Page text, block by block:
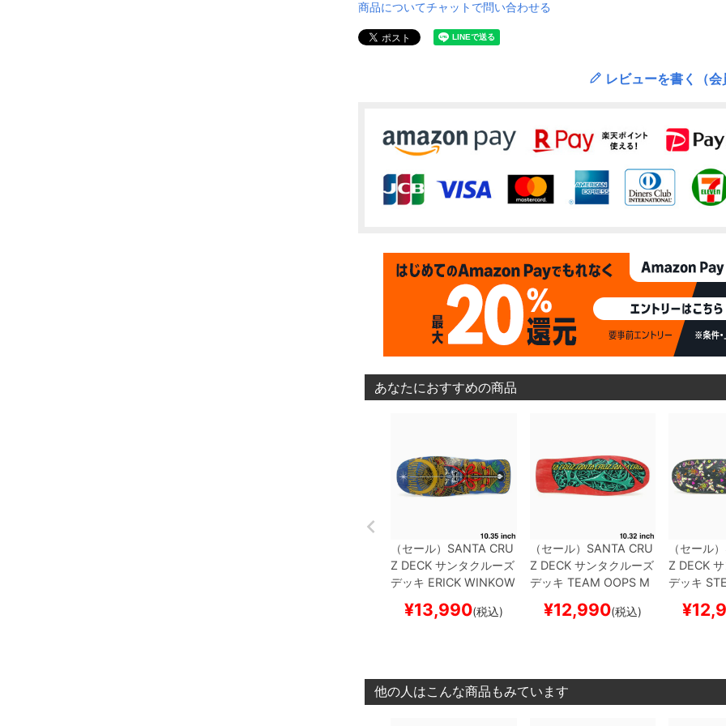
商品についてチャットで問い合わせる
レビューを書く（
あなたにおすすめの商品
（セール） SANTA CRU
Z DECK サンタクルーズ
デッキ ERICK WINKOW
ケートボード スケボー
¥13,990(税込)
（セール） SANTA CRU
Z DECKサンタクルーズ
デッキ TEAM OOPS M
スケートボード スケボ
¥12,990(税込)
（セール）
Z DECK
デッキ
ケートボ
¥
他の人はこんな商品もみています